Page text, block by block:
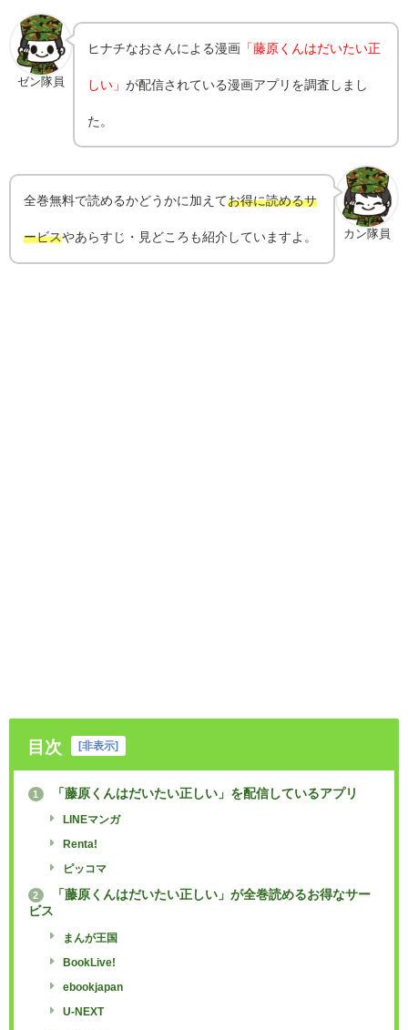
ゼン隊員
ヒナチなおさんによる漫画 「藤原くんはだいたい正
しい」が配信されている漫画アプリを調査しまし
た。
カン隊員
全巻無料で読めるかどうかに加えてお得に読めるサ
ービスやあらすじ・見どころも紹介していますよ。
目次 [非表示]
1 「藤原くんはだいたい正しい」を配信しているアプリ
LINEマンガ
Renta!
ピッコマ
2
「藤原くんはだいたい正しい」が全巻読めるお得なサー
ビス
まんが王国
BookLive!
ebookjapan
U-NEXT